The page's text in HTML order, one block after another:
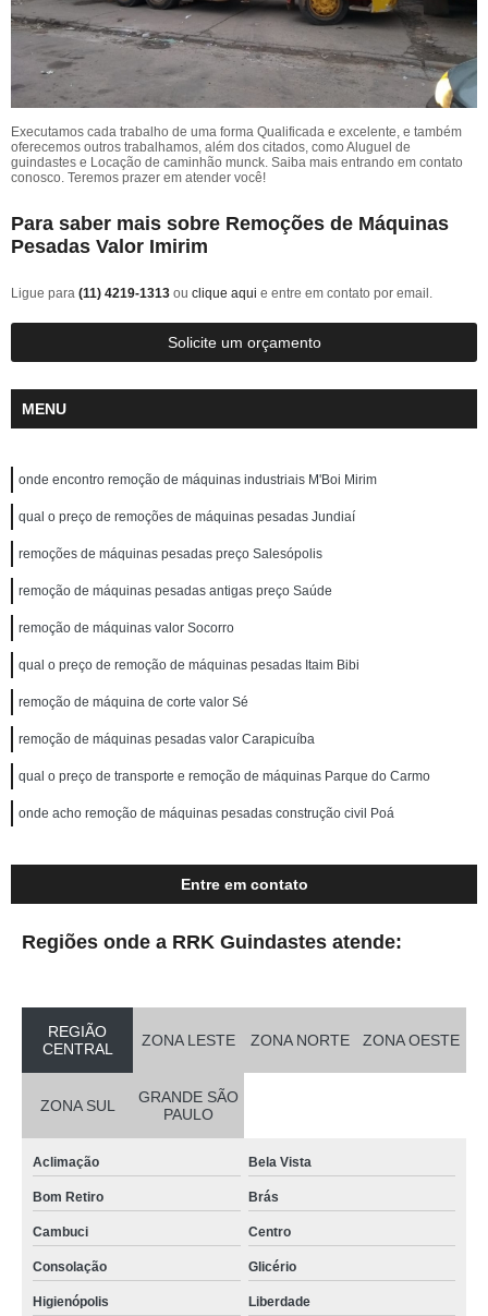
Executamos cada trabalho de uma forma Qualificada e excelente, e também
oferecemos outros trabalhamos, além dos citados, como Aluguel de
guindastes e Locação de caminhão munck. Saiba mais entrando em contato
conosco. Teremos prazer em atender você!
Para saber mais sobre Remoções de Máquinas
Pesadas Valor Imirim
Ligue para (11) 4219-1313 ou clique aqui e entre em contato por email.
Solicite um orçamento
MENU
onde encontro remoção de máquinas industriais M'Boi Mirim
qual o preço de remoções de máquinas pesadas Jundiaí
remoções de máquinas pesadas preço Salesópolis
remoção de máquinas pesadas antigas preço Saúde
remoção de máquinas valor Socorro
qual o preço de remoção de máquinas pesadas Itaim Bibi
remoção de máquina de corte valor Sé
remoção de máquinas pesadas valor Carapicuíba
qual o preço de transporte e remoção de máquinas Parque do Carmo
onde acho remoção de máquinas pesadas construção civil Poá
Entre em contato
Regiões onde a RRK Guindastes atende:
REGIÃO
CENTRAL
ZONA LESTE ZONA NORTE ZONA OESTE
ZONA SUL
GRANDE SÃO
PAULO
Aclimação Bela Vista
Bom Retiro Brás
Cambuci Centro
Consolação Glicério
Higienópolis Liberdade